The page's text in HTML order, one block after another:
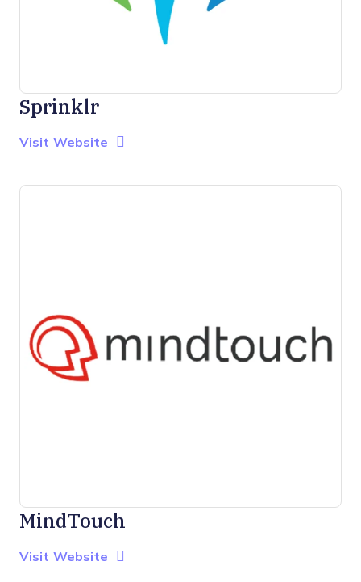
Sprinklr
Visit Website Opens New Window
MindTouch
Visit Website Opens New Window